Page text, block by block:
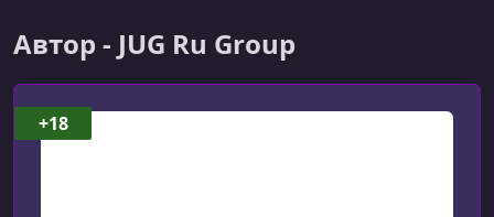
6 Гигантизм Reatom
7 Воркшоп. Дивный Elm-овый мир без мутаций и
side-эффектов. (Часть 1)
Автор - JUG Ru Group
+18